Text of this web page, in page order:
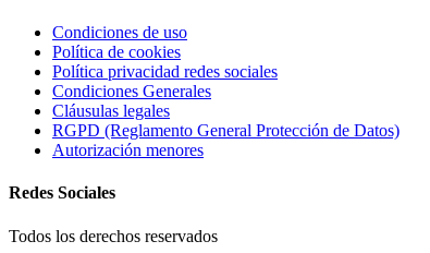
Condiciones de uso
Política de cookies
Política privacidad redes sociales
Condiciones Generales
Cláusulas legales
RGPD (Reglamento General Protección de Datos)
Autorización menores
Redes Sociales
Todos los derechos reservados